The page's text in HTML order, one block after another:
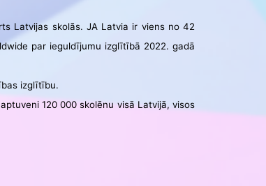
Latvijas skolās. JA Latvia ir viens no 42
par ieguldījumu izglītībā 2022. gadā
izglītību.
120 000 skolēnu visā Latvijā, visos